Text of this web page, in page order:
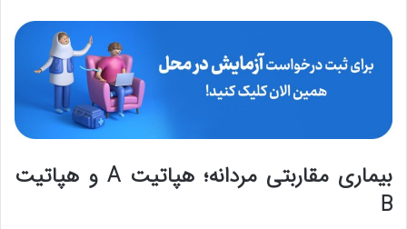
بیماری مقاربتی مردانه؛ هپاتیت A و هپاتیت
B